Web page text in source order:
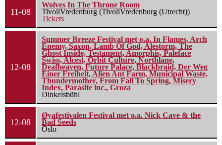
11-08
Wolves In The Throne Room
TivoliVredenburg (TivoliVredenburg (Utrecht))
Tickets
12-08
Summer Breeze Festival met o.a. In Flames, Arch
Enemy, Saxon, Lamb Of God, Alestorm, The
Ghost Inside, Testament, Amorphis, Paleface
Swiss, Alcest, Orbit Culture, Northlane,
Deafheaven, Future Palace, Blackbraid, Der Weg
Einer Freiheit, Alien Ant Farm, Municipal Waste,
Thundermother, From Fall To Spring, Misery
Index, Parasite inc., Groza
Dinkelsbühl
12-08
Øyafestivalen Festival met o.a. Nick Cave & the
Bad Seeds
Oslo